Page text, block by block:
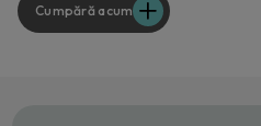
Cumpără acum